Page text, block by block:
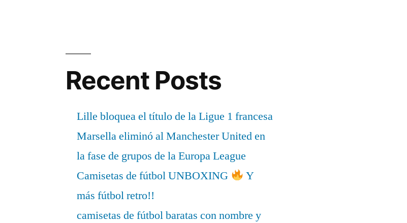
Recent Posts
Lille bloquea el título de la Ligue 1 francesa
Marsella eliminó al Manchester United en
la fase de grupos de la Europa League
Camisetas de fútbol UNBOXING
Y
más fútbol retro!!
camisetas de fútbol baratas con nombre y